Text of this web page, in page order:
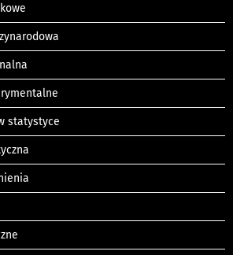
statystyce